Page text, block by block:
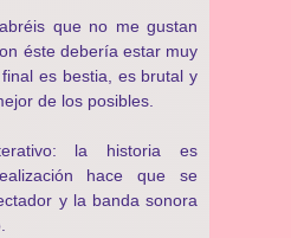
que no me gustan
éste debería estar muy
es bestia, es brutal y
de los posibles.
la historia es
hace que se
y la banda sonora